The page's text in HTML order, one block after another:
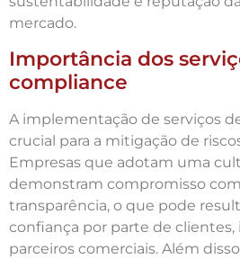
mercado.
Importância dos
compliance
A implementação de serviços
crucial para a mitigação de
Empresas que adotam uma
demonstram compromisso
transparência, o que pode
confiança por parte de clientes,
parceiros comerciais. Além